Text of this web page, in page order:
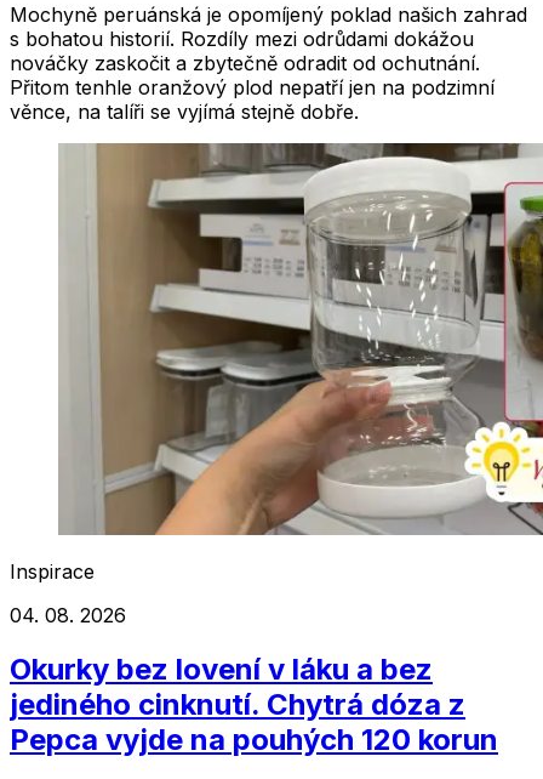
Mochyně peruánská je opomíjený poklad našich zahrad
s bohatou historií. Rozdíly mezi odrůdami dokážou
nováčky zaskočit a zbytečně odradit od ochutnání.
Přitom tenhle oranžový plod nepatří jen na podzimní
věnce, na talíři se vyjímá stejně dobře.
Inspirace
04. 08. 2026
Okurky bez lovení v láku a bez
jediného cinknutí. Chytrá dóza z
Pepca vyjde na pouhých 120 korun